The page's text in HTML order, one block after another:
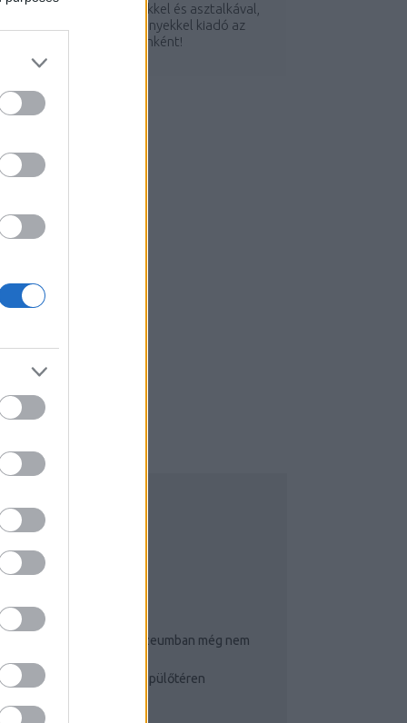
a kis faággyal, sárga székekkel és asztalkával,
vizes tállal és apró festményekkel kiadó az
airbnb-n 9 euróért éjszakánként!
3
Ennyi puncit és farkat múzeumban még nem
látott!
Így cselezz a budapesti repülőtéren